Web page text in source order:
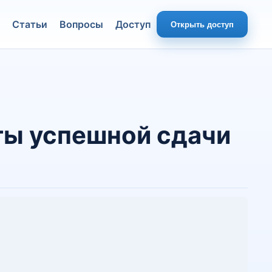
Статьи Вопросы Доступ Открыть доступ
успешной сдачи